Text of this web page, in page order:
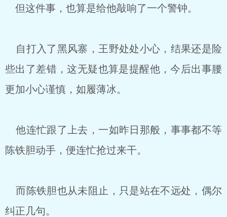
但这件事，也算是给他敲响了一个警钟。
自打入了黑风寨，王野处处小心，结果还是险
些出了差错，这无疑也算是提醒他，今后出事腰
更加小心谨慎，如履薄冰。
他连忙跟了上去，一如昨日那般，事事都不等
陈铁胆动手，便连忙抢过来干。
而陈铁胆也从未阻止，只是站在不远处，偶尔
纠正几句。